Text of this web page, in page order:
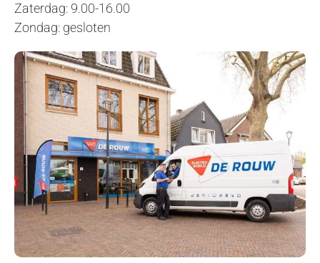
Zaterdag: 9.00-16.00
Zondag: gesloten